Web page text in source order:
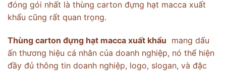
đóng gói nhất là thùng carton đựng hạt macca xuất
khẩu cũng rất quan trọng.
Thùng carton đựng hạt macca xuất khẩu mang dấu
ấn thương hiệu cá nhân của doanh nghiệp, nó thể hiện
đầy đủ thông tin doanh nghiệp, logo, slogan, và đặc